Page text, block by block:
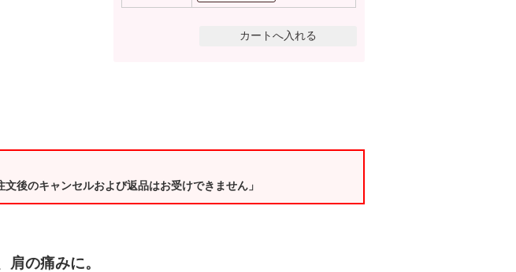
後のキャンセルおよび返品はお受けできません」
の痛みに。